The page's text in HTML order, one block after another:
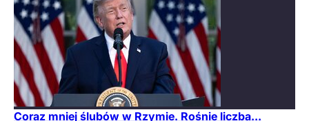
Coraz mniej ślubów w Rzymie. Rośnie liczba...